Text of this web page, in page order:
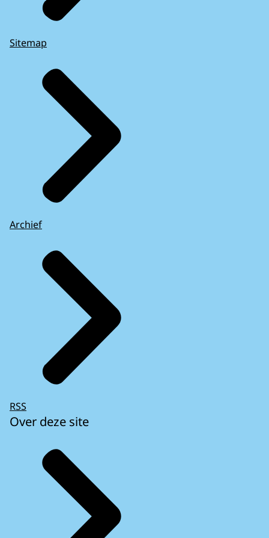
Sitemap
Archief
RSS
Over deze site